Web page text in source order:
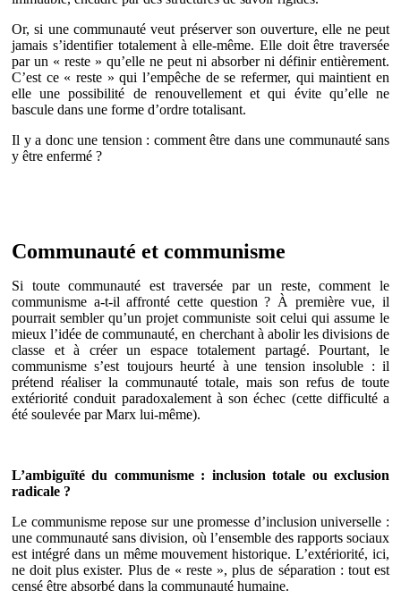
Or, si une communauté veut préserver son ouverture, elle ne peut
jamais s’identifier totalement à elle-même. Elle doit être traversée
par un « reste » qu’elle ne peut ni absorber ni définir entièrement.
C’est ce « reste » qui l’empêche de se refermer, qui maintient en
elle une possibilité de renouvellement et qui évite qu’elle ne
bascule dans une forme d’ordre totalisant.
Il y a donc une tension : comment être dans une communauté sans
y être enfermé ?
Communauté et communisme
Si toute communauté est traversée par un reste, comment le
communisme a-t-il affronté cette question ? À première vue, il
pourrait sembler qu’un projet communiste soit celui qui assume le
mieux l’idée de communauté, en cherchant à abolir les divisions de
classe et à créer un espace totalement partagé. Pourtant, le
communisme s’est toujours heurté à une tension insoluble : il
prétend réaliser la communauté totale, mais son refus de toute
extériorité conduit paradoxalement à son échec (cette difficulté a
été soulevée par Marx lui-même).
L’ambiguïté du communisme : inclusion totale ou exclusion
radicale ?
Le communisme repose sur une promesse d’inclusion universelle :
une communauté sans division, où l’ensemble des rapports sociaux
est intégré dans un même mouvement historique. L’extériorité, ici,
ne doit plus exister. Plus de « reste », plus de séparation : tout est
censé être absorbé dans la communauté humaine.